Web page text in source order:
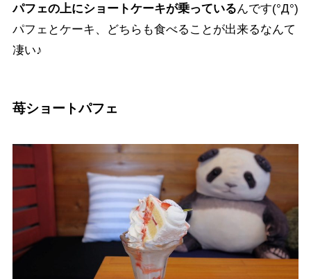
パフェの上にショートケーキが乗っているんです(°Д°)
パフェとケーキ、どちらも食べることが出来るなんて
凄い♪
苺ショートパフェ